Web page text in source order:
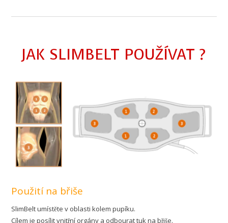
JAK SLIMBELT POUŽÍVAT ?
Použití na břiše
SlimBelt umístěte v oblasti kolem pupíku.
Cílem je posílit vnitřní orgány a odbourat tuk na břiše.